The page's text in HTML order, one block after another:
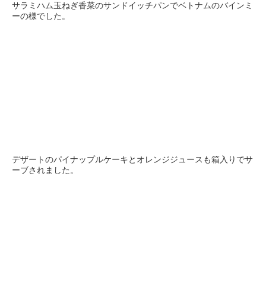
サラミハム玉ねぎ香菜のサンドイッチパンでベトナムのバインミ
ーの様でした。
デザートのパイナップルケーキとオレンジジュースも箱入りでサ
ーブされました。